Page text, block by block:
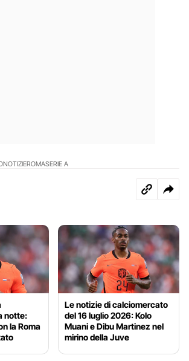
NOTIZIEROMASERIE A
notte:
la Roma
Le notizie di calciomercato
del 16 luglio 2026: Kolo
Muani e Dibu Martinez nel
mirino della Juve